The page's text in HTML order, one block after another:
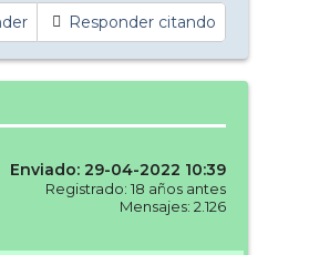
Responder citando
Enviado: 29-04-2022 10:39
Registrado: 18 años antes
Mensajes: 2.126